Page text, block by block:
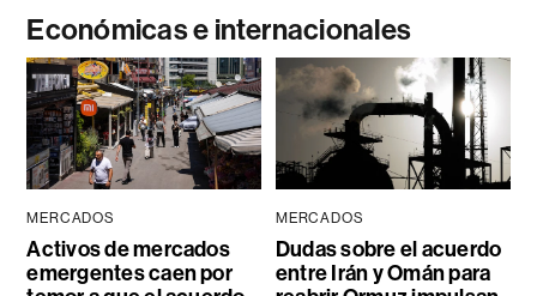
Económicas e internacionales
MERCADOS
Activos de mercados
emergentes caen por
MERCADOS
Dudas sobre el acuerdo
entre Irán y Omán para